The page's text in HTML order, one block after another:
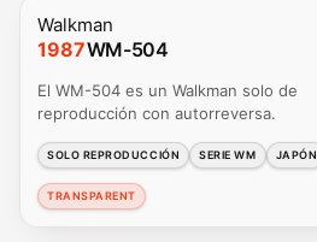
Walkman
1987WM-504
El WM-504 es un Walkman solo de
reproducción con autorreversa.
SOLO REPRODUCCIÓN SERIE WM JAPÓN
TRANSPARENT